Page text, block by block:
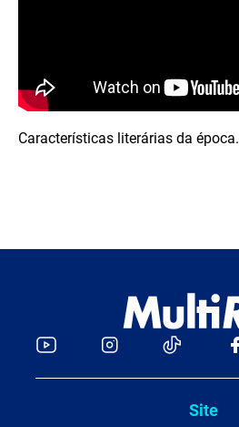
Características literárias da época.
Site